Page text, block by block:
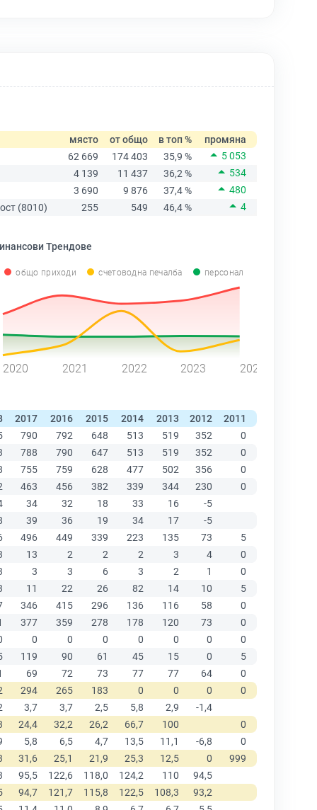
място от общо в топ %
промяна
62 669
174 403 35,9 %
5 053
4 139
11 437 36,2 %
534
3 690
9 876 37,4 %
480
(8010)
255 549 46,4 % 4
Трендове
общо приходи счетоводна печалба персонал
2020 2021 2022 2023 2024
2017 2016 2015 2014 2013 2012 2011